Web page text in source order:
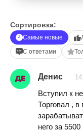
Сортировка:
Самые новые
С ответами
Денис
Вступил к
Торговал ,
него за